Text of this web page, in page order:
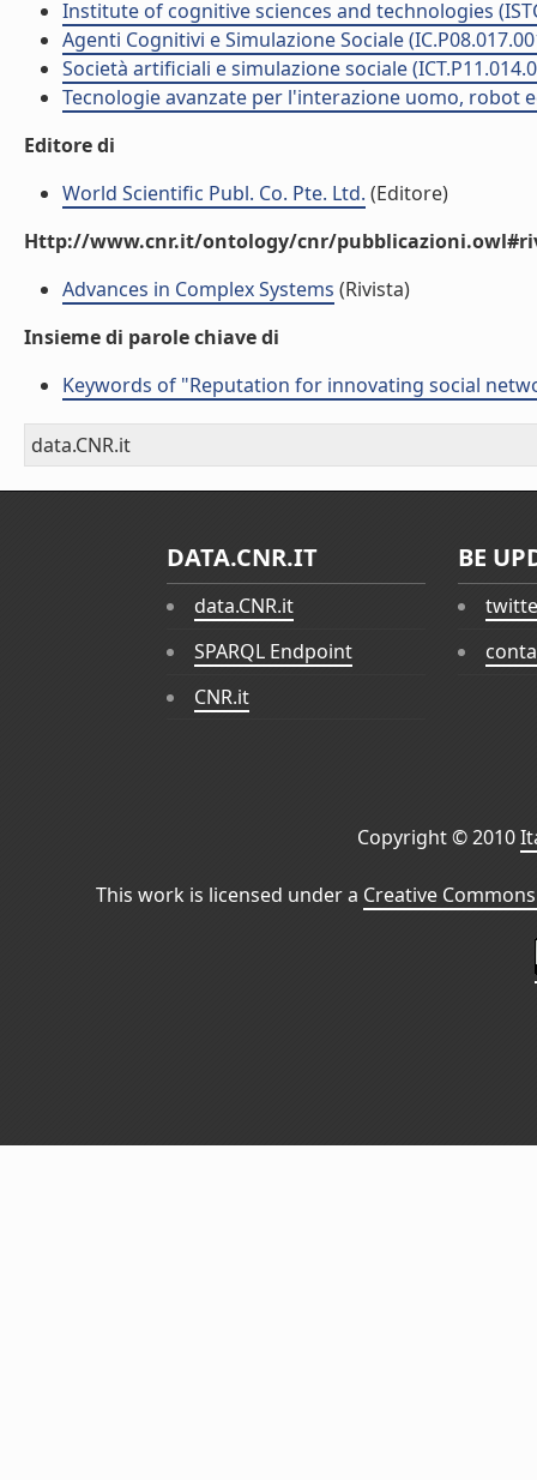
Institute of cognitive sciences and technologies
Agenti Cognitivi e Simulazione Sociale
Società artificiali e simulazione sociale
Tecnologie avanzate per l'interazione uomo, robot
Editore di
World Scientific Publ. Co. Pte. Ltd. (Editore)
Http://www.cnr.it/ontology/cnr/
Advances in Complex Systems (Rivista)
Insieme di parole chiave di
Keywords of "Reputation for innovating social
data.CNR.it
DATA.CNR.IT
data.CNR.it
SPARQL Endpoint
CNR.it
BE
Copyright © 2010
This work is licensed under a Creative